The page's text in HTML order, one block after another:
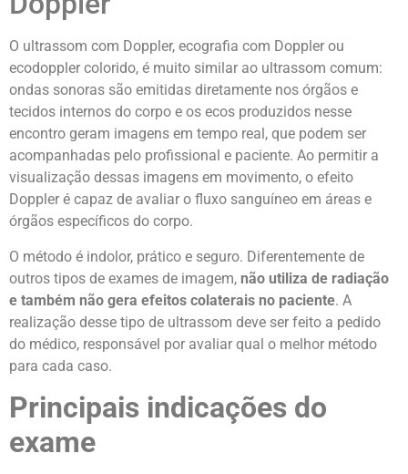
O ultrassom com Doppler, ecografia com Doppler ou
ecodoppler colorido, é muito similar ao ultrassom comum:
ondas sonoras são emitidas diretamente nos órgãos e
tecidos internos do corpo e os ecos produzidos nesse
encontro geram imagens em tempo real, que podem ser
acompanhadas pelo profissional e paciente. Ao permitir a
visualização dessas imagens em movimento, o efeito
Doppler é capaz de avaliar o fluxo sanguíneo em áreas e
órgãos específicos do corpo.
O método é indolor, prático e seguro. Diferentemente de
outros tipos de exames de imagem, não utiliza de radiação
e também não gera efeitos colaterais no paciente. A
realização desse tipo de ultrassom deve ser feito a pedido
do médico, responsável por avaliar qual o melhor método
para cada caso.
Principais indicações do
exame